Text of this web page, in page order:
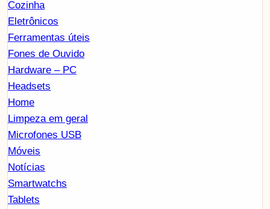
Cozinha
Eletrônicos
Ferramentas úteis
Fones de Ouvido
Hardware – PC
Headsets
Home
Limpeza em geral
Microfones USB
Móveis
Notícias
Smartwatchs
Tablets